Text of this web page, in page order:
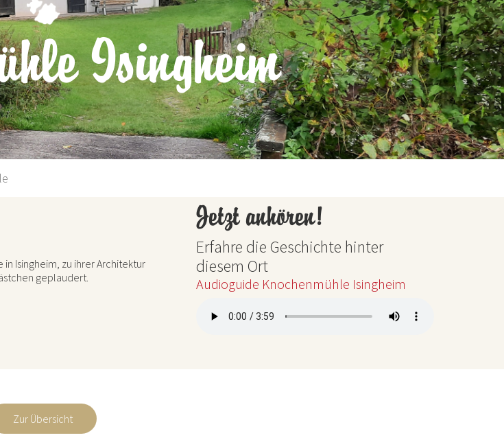
Isingheim
Isingheim, zu ihrer Architektur
geplaudert.
Jetzt anhören!
Erfahre die Geschichte hinter
diesem Ort
Audioguide Knochenmühle Isingheim
Zur Übersicht